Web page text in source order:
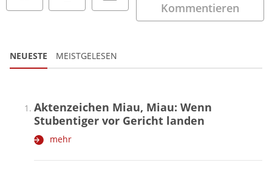
Kommentieren
NEUESTE MEISTGELESEN
Aktenzeichen Miau, Miau: Wenn
Stubentiger vor Gericht landen
mehr